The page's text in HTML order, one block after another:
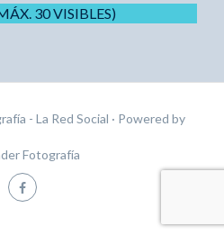
30 VISIBLES)
- La Red Social · Powered by
Fotografía